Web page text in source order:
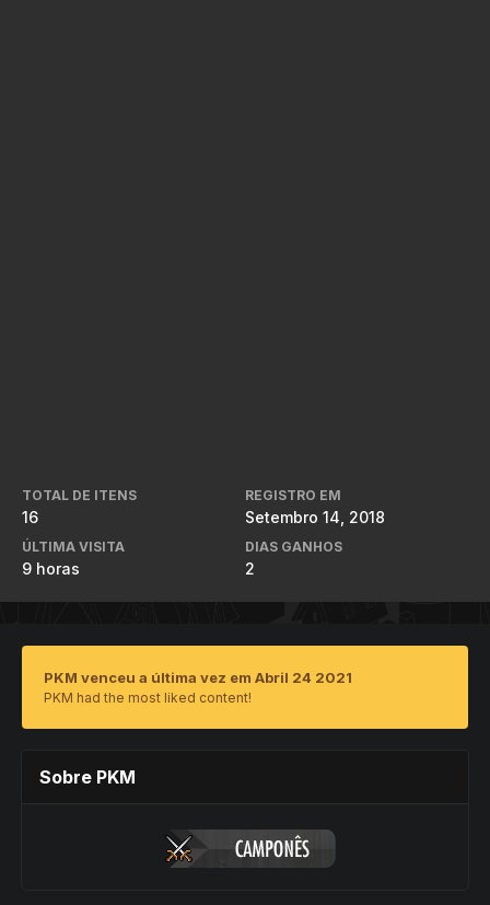
TOTAL DE ITENS
16
REGISTRO EM
Setembro 14, 2018
ÚLTIMA VISITA
9 horas
DIAS GANHOS
2
PKM venceu a última vez em Abril 24 2021
PKM had the most liked content!
Sobre PKM